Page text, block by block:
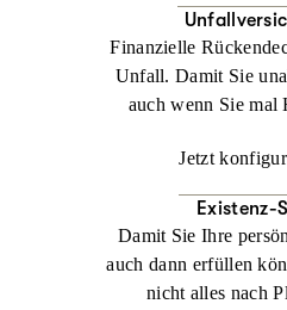
Finanzielle
Unfall. Damit Sie
auch wenn Sie mal
Jetzt
Existenz-
Damit Sie Ihre
auch dann erfüllen
nicht alles nach